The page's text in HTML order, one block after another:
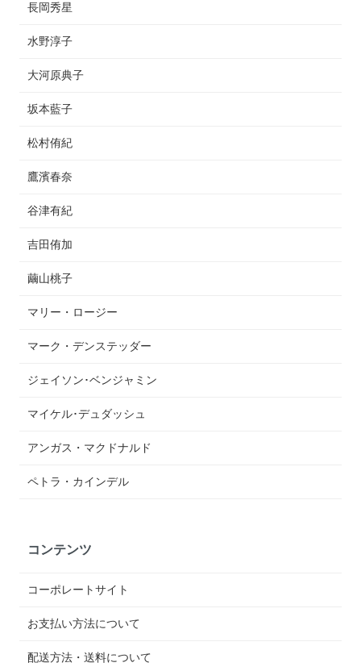
長岡秀星
水野淳子
大河原典子
坂本藍子
松村侑紀
鷹濱春奈
谷津有紀
吉田侑加
繭山桃子
マリー・ロージー
マーク・デンステッダー
ジェイソン･ベンジャミン
マイケル･デュダッシュ
アンガス・マクドナルド
ペトラ・カインデル
コンテンツ
コーポレートサイト
お支払い方法について
配送方法・送料について